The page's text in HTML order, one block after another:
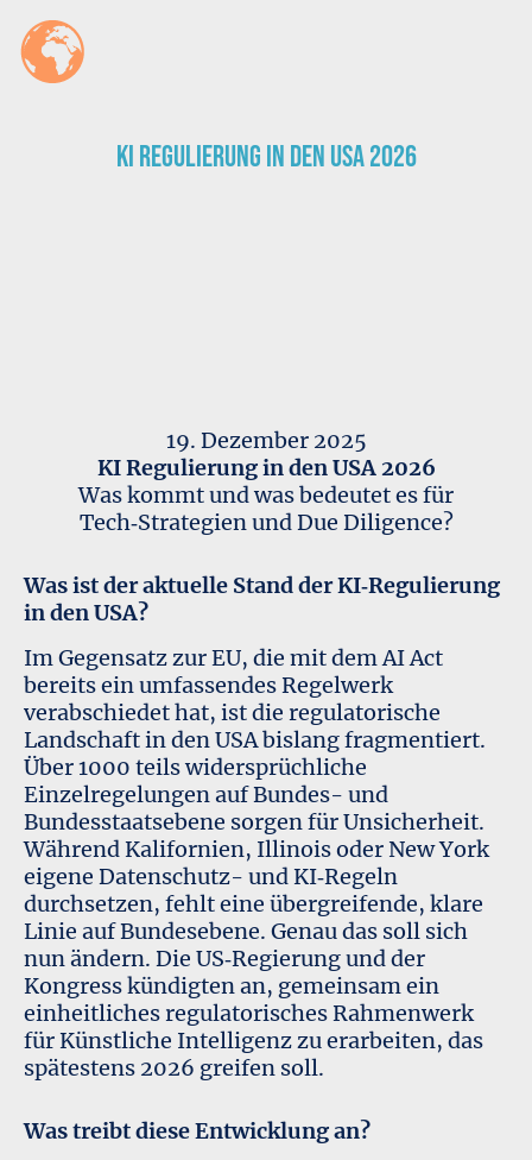
KI Regulierung in den USA 2026
19. Dezember 2025
KI Regulierung in den USA 2026
Was kommt und was bedeutet es für
Tech‑Strategien und Due Diligence?
Was ist der aktuelle Stand der KI‑Regulierung
in den USA?
Im Gegensatz zur EU, die mit dem AI Act
bereits ein umfassendes Regelwerk
verabschiedet hat, ist die regulatorische
Landschaft in den USA bislang fragmentiert.
Über 1000 teils widersprüchliche
Einzelregelungen auf Bundes- und
Bundesstaatsebene sorgen für Unsicherheit.
Während Kalifornien, Illinois oder New York
eigene Datenschutz- und KI‑Regeln
durchsetzen, fehlt eine übergreifende, klare
Linie auf Bundesebene. Genau das soll sich
nun ändern. Die US‑Regierung und der
Kongress kündigten an, gemeinsam ein
einheitliches regulatorisches Rahmenwerk
für Künstliche Intelligenz zu erarbeiten, das
spätestens 2026 greifen soll.
Was treibt diese Entwicklung an?